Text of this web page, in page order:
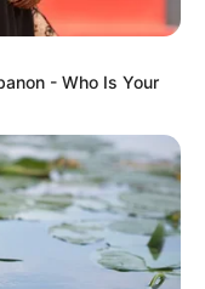
- Who Is Your